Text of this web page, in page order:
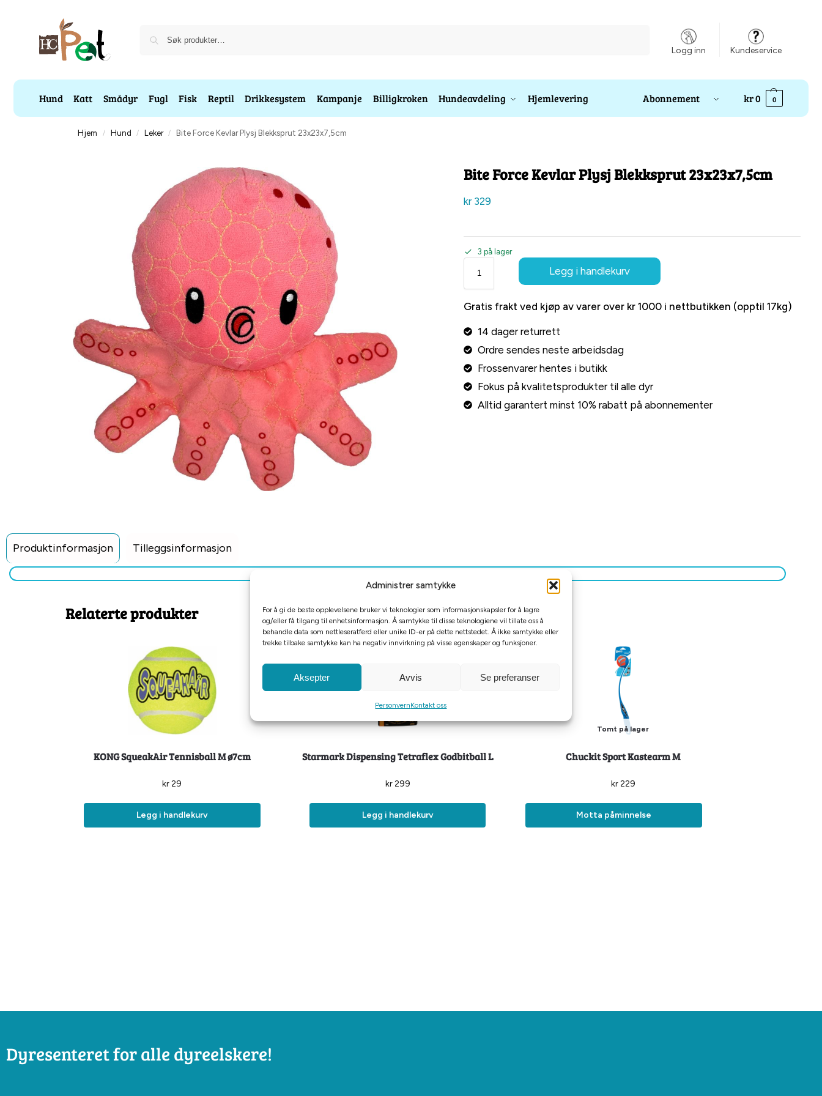
Administrer samtykke
For å gi de beste opplevelsene bruker vi teknologier som informasjonskapsler for å lagre
og/eller få tilgang til enhetsinformasjon. Å samtykke til disse teknologiene vil tillate oss å
behandle data som nettleseratferd eller unike ID-er på dette nettstedet. Å ikke samtykke eller
trekke tilbake samtykke kan ha negativ innvirkning på visse egenskaper og funksjoner.
Aksepter Avvis Se preferanser
PersonvernKontakt oss
Logg inn Kundeservice
Hund Katt Smådyr Fugl Fisk Reptil Drikkesystem Kampanje Billigkroken Hundeavdeling Hjemlevering Abonnement kr0 0
Hjem / Hund / Leker / Bite Force Kevlar Plysj Blekksprut 23x23x7,5cm
Bite Force Kevlar Plysj Blekksprut 23x23x7,5cm
kr329
3 på lager
Legg i handlekurv
Gratis frakt ved kjøp av varer over kr 1000 i nettbutikken (opptil 17kg)
14 dager returrett
Ordre sendes neste arbeidsdag
Frossenvarer hentes i butikk
Fokus på kvalitetsprodukter til alle dyr
Alltid garantert minst 10% rabatt på abonnementer
Produktinformasjon Tilleggsinformasjon
Relaterte produkter
KONG SqueakAir Tennisball M ø7cm
kr29
Legg i handlekurv
Starmark Dispensing Tetraflex Godbitball L
kr299
Legg i handlekurv
Tomt på lager
Chuckit Sport Kastearm M
kr229
Motta påminnelse
Dyresenteret for alle dyreelskere!